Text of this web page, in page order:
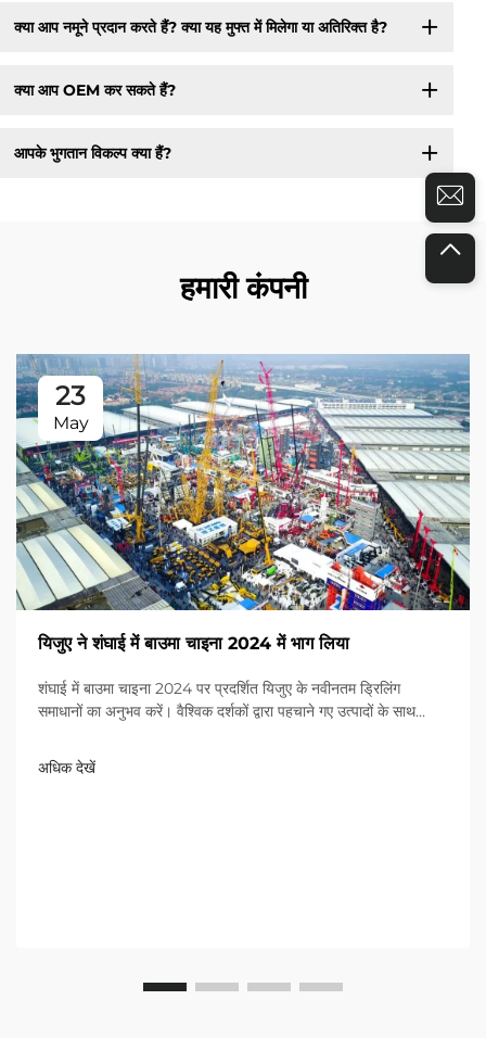
क्या आप नमूने प्रदान करते हैं? क्या यह मुफ्त में मिलेगा या अतिरिक्त है?
क्या आप OEM कर सकते हैं?
आपके भुगतान विकल्प क्या हैं?
हमारी कंपनी
23
May
यिजुए ने शंघाई में बाउमा चाइना 2024 में भाग लिया
शंघाई में बाउमा चाइना 2024 पर प्रदर्शित यिजुए के नवीनतम ड्रिलिंग
समाधानों का अनुभव करें। वैश्विक दर्शकों द्वारा पहचाने गए उत्पादों के साथ
अधिक देखें